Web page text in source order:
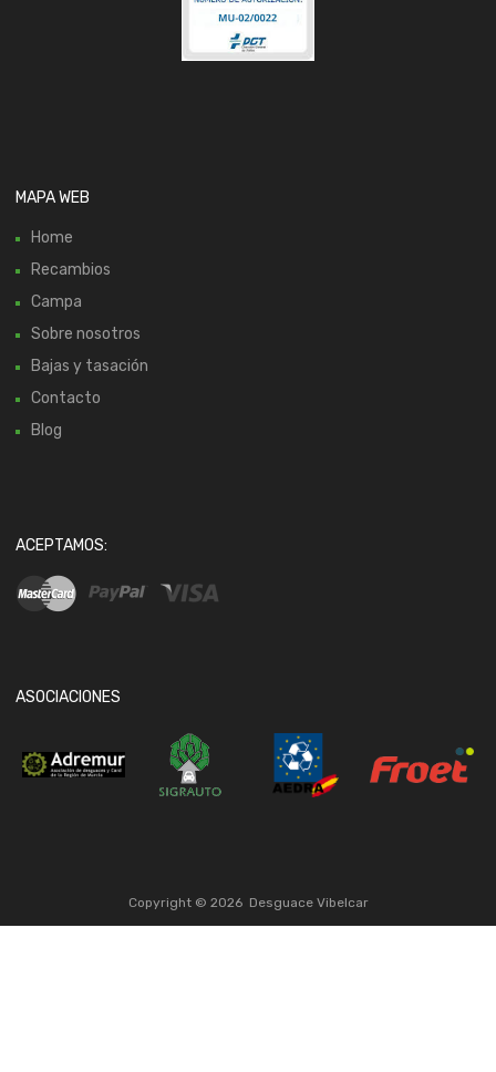
MAPA WEB
Home
Recambios
Campa
Sobre nosotros
Bajas y tasación
Contacto
Blog
ACEPTAMOS:
ASOCIACIONES
Copyright © 2026 Desguace Vibelcar